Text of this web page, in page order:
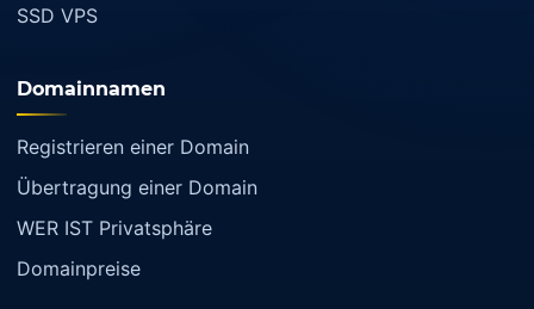
SSD VPS
Domainnamen
Registrieren einer Domain
Übertragung einer Domain
WER IST Privatsphäre
Domainpreise